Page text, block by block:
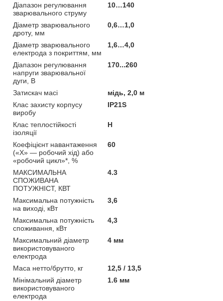
Діапазон регулювання
зварювального струму
10…140
Діаметр зварювального
дроту, мм
0,6…1,0
Діаметр зварювального
електрода з покриттям, мм
1,6…4,0
Діапазон регулювання
напруги зварювальної
дуги, В
170...260
Затискач масі
мідь, 2,0 м
Клас захисту корпусу
виробу
IP21S
Клас теплостійкості
ізоляції
H
Коефіцієнт навантаження
(«Х» — робочий хід) або
«робочий цикл»*, %
60
МАКСИМАЛЬНА
СПОЖИВАНА
ПОТУЖНІСТ, КВТ
4.3
Максимальна потужність
на виході, кВт
3,6
Максимальна потужність
споживання, кВт
4,3
Максимальний діаметр
використовуваного
електрода
4 мм
Маса нетто/брутто, кг
12,5 / 13,5
Мінімальний діаметр
використовуваного
електрода
1.6 мм